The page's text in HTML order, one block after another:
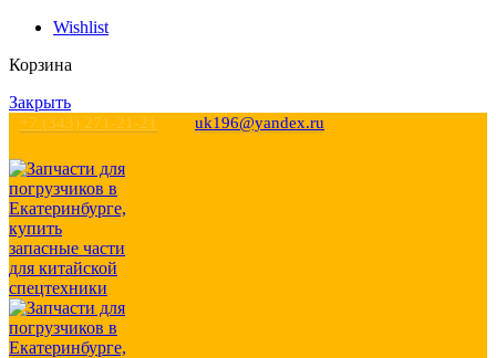
Wishlist
Корзина
Закрыть
+7 (343) 271-21-21 uk196@yandex.ru